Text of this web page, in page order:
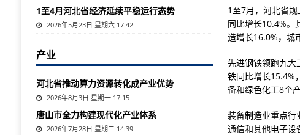
1至7月，河北省
同比增长10.4%。
造增长16.0%，城
先进钢铁领跑九大
铁同比增长15.4%
备和绿色化工8个
装备制造业重点行
通信和其他电子设
1至4月河北省经济延续平稳运行态势
2026年5月23日 星期六 17:42
产业
河北省推动算力资源转化成产业优势
2026年8月3日 星期一 17:15
唐山市全力构建现代化产业体系
2026年7月28日 星期二 14:39